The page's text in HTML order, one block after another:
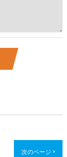
次のページ >